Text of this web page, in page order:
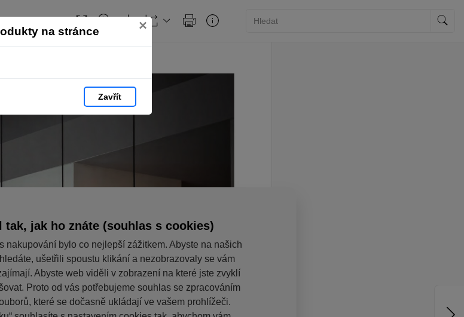
na stránce ×
Zavřít
tak, jak ho znáte (souhlas s cookies)
nakupování bylo co nejlepší zážitkem. Abyste na našich
ušetřili spoustu klikání a nezobrazovaly se vám
Abyste web viděli v zobrazení na které jste zvyklí
Proto od vás potřebujeme souhlas se zpracováním
které se dočasně ukládají ve vašem prohlížeči.